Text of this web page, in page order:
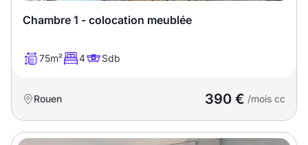
Chambre 1 - colocation meublée
75m² 4 Sdb
Rouen 390 € /mois cc